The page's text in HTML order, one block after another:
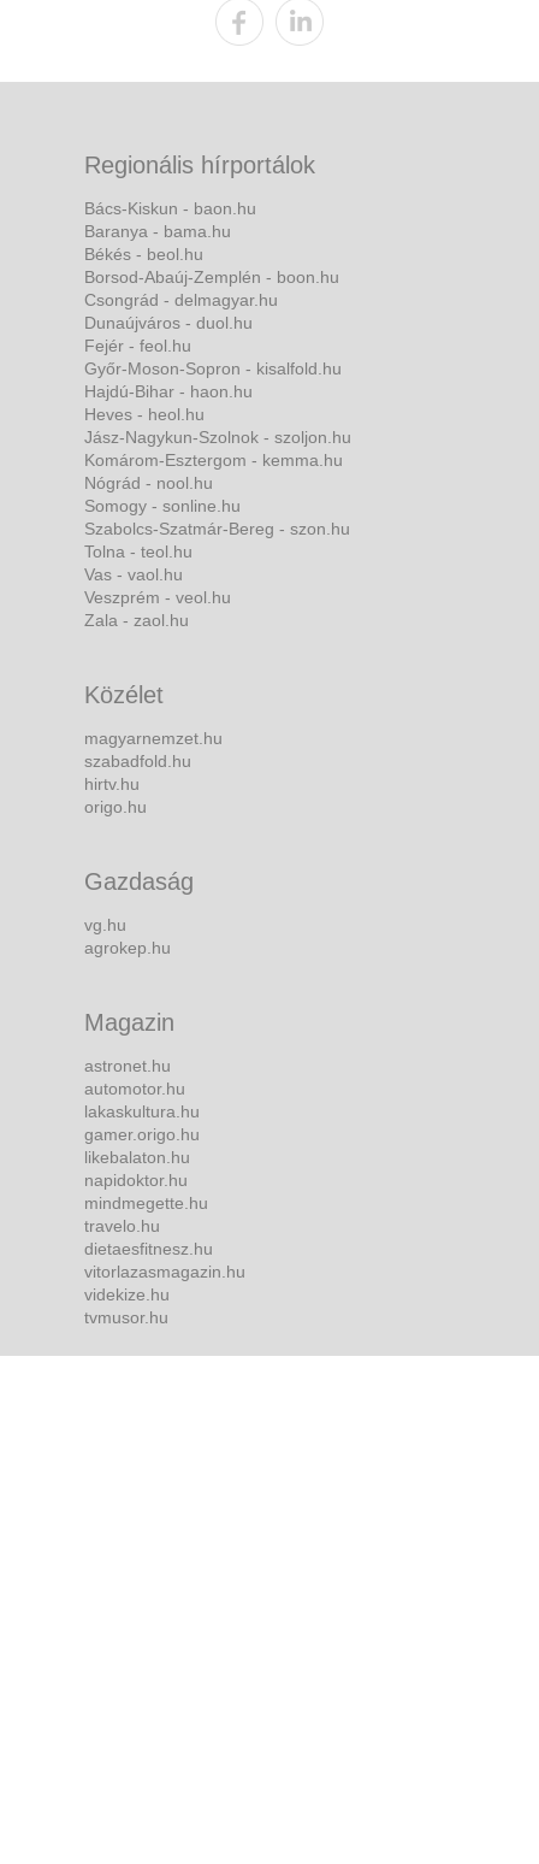
Regionális hírportálok
Bács-Kiskun - baon.hu
Baranya - bama.hu
Békés - beol.hu
Borsod-Abaúj-Zemplén - boon.hu
Csongrád - delmagyar.hu
Dunaújváros - duol.hu
Fejér - feol.hu
Győr-Moson-Sopron - kisalfold.hu
Hajdú-Bihar - haon.hu
Heves - heol.hu
Jász-Nagykun-Szolnok - szoljon.hu
Komárom-Esztergom - kemma.hu
Nógrád - nool.hu
Somogy - sonline.hu
Szabolcs-Szatmár-Bereg - szon.hu
Tolna - teol.hu
Vas - vaol.hu
Veszprém - veol.hu
Zala - zaol.hu
Közélet
magyarnemzet.hu
szabadfold.hu
hirtv.hu
origo.hu
Gazdaság
vg.hu
agrokep.hu
Magazin
astronet.hu
automotor.hu
lakaskultura.hu
gamer.origo.hu
likebalaton.hu
napidoktor.hu
mindmegette.hu
travelo.hu
dietaesfitnesz.hu
vitorlazasmagazin.hu
videkize.hu
tvmusor.hu